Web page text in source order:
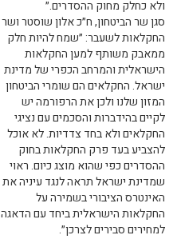
ולא כחלק מחוק ההסדרים.״
סגן שר הביטחון, ח״כ אלון שוסטר ושר
החקלאות לשעבר: ״שמח להיות חלק
ממאבק משותף למען החקלאות
הישראלית והמרחב הכפרי של מדינת
ישראל. החקלאים הם שומרי הביטחון
המזון שלנו ולכן את הרפורמה יש
לקיים בהידברות והסכמים עם נציגי
החקלאים ולא בחד צדדיות. לא אוכל
להצביע בעד פרק החקלאות בחוק
ההסדרים כפי שהוא מוצג כיום. ראוי
שמדינת ישראל תראה לנגד עיניה את
האינטרס הציבורי בשמירה על
החקלאות הישראלית ביחד עם הדאגה
למחירים סבירים לצרכן״.